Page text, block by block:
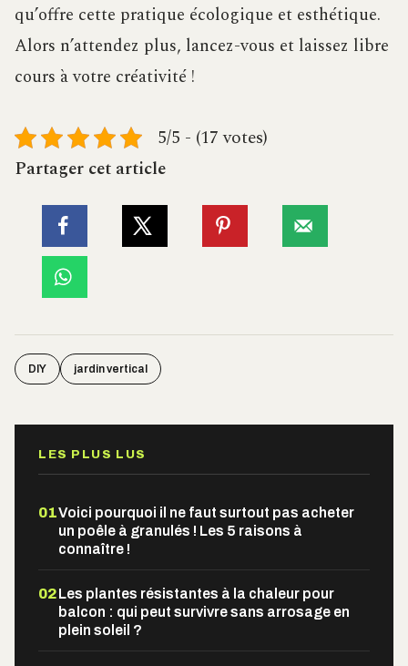
qu’offre cette pratique écologique et esthétique.
Alors n’attendez plus, lancez-vous et laissez libre
cours à votre créativité !
5/5 - (17 votes)
Partager cet article
DIY jardin vertical
LES PLUS LUS
01Voici pourquoi il ne faut surtout pas acheter
un poêle à granulés ! Les 5 raisons à
connaître !
02Les plantes résistantes à la chaleur pour
balcon : qui peut survivre sans arrosage en
plein soleil ?